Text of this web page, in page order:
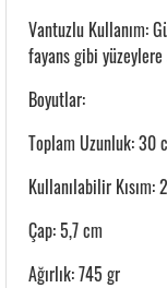
Vantuzlu Kullanım:
fayans gibi
Boyutlar:
Toplam Uzunluk: 30
Kullanılabilir Kısım:
Çap: 5,7 cm
Ağırlık: 745 gr